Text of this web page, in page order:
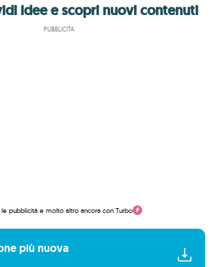
idee e scopri nuovi contenuti
PUBBLICITÀ
le pubblicità e molto altro ancora con Turbo
più nuova